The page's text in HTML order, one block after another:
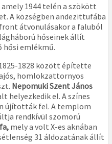
1944 telén a szökött
A községben andezittufába
átvonulásakor a faluból
hőseinek állít
emlékmű.
1828 között építette
homlokzattornyos
Nepomuki Szent János
helyezkedik el. A színes
újították fel. A templom
rendkívül szomorú
mely a volt X-es aknában
31 áldozatának állít